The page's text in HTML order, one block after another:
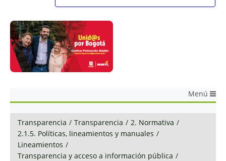
Menú
Transparencia / Transparencia / 2. Normativa /
2.1.5. Políticas, lineamientos y manuales /
Lineamientos /
Transparencia y acceso a información pública /